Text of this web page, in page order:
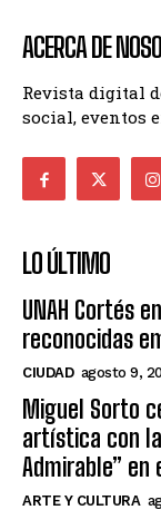
ACERCA DE
Revista digital
social, eventos
LO ÚLTIMO
UNAH Cortés
reconocidas
CIUDAD agosto 9,
Miguel Sorto
artística con
Admirable” en
ARTE Y CULTURA